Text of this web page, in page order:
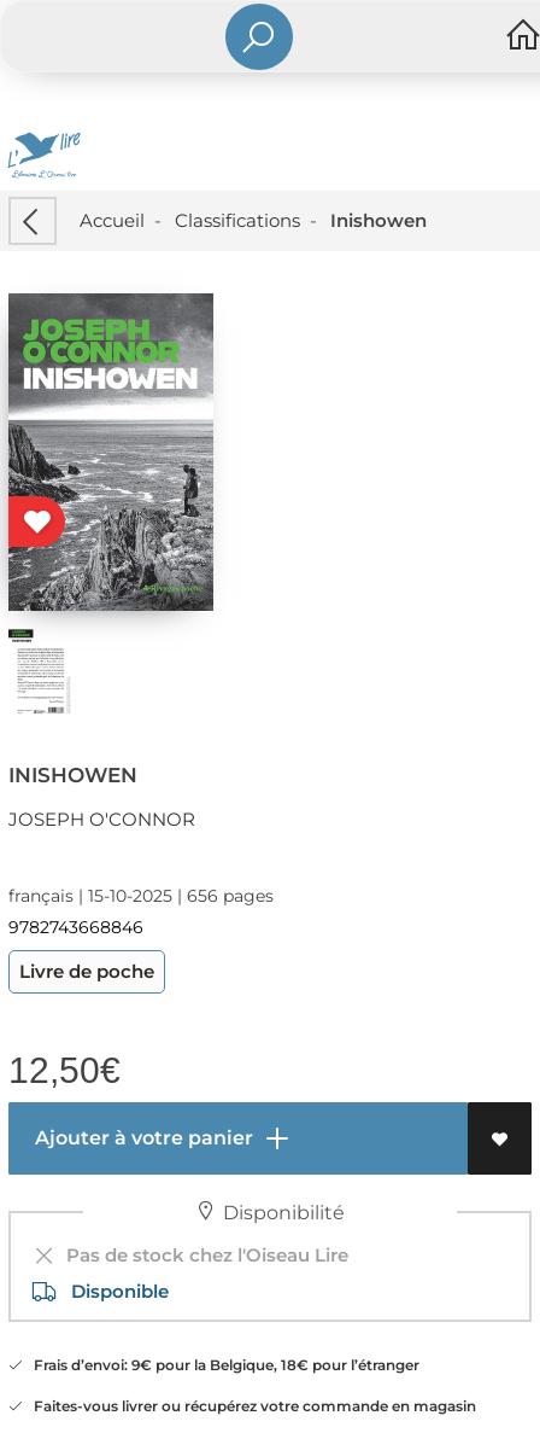
Accueil - Classifications- Inishowen
INISHOWEN
JOSEPH O'CONNOR
français | 15-10-2025 | 656 pages
9782743668846
Livre de poche
12,50€
Ajouter à votre panier
Disponibilité
Pas de stock chez l'Oiseau Lire
Disponible
Frais d’envoi: 9€ pour la Belgique, 18€ pour l’étranger
Faites-vous livrer ou récupérez votre commande en magasin